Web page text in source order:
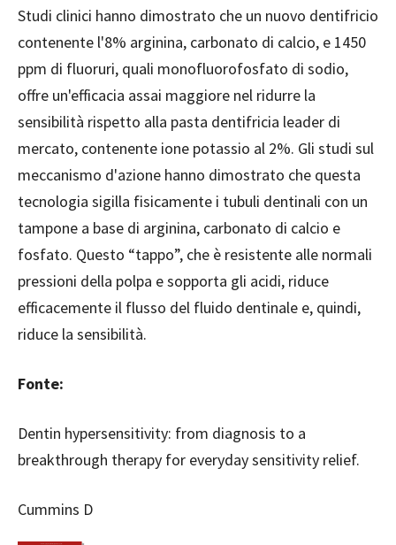
Studi clinici hanno dimostrato che un nuovo dentifricio
contenente l'8% arginina, carbonato di calcio, e 1450
ppm di fluoruri, quali monofluorofosfato di sodio,
offre un'efficacia assai maggiore nel ridurre la
sensibilità rispetto alla pasta dentifricia leader di
mercato, contenente ione potassio al 2%. Gli studi sul
meccanismo d'azione hanno dimostrato che questa
tecnologia sigilla fisicamente i tubuli dentinali con un
tampone a base di arginina, carbonato di calcio e
fosfato. Questo “tappo”, che è resistente alle normali
pressioni della polpa e sopporta gli acidi, riduce
efficacemente il flusso del fluido dentinale e, quindi,
riduce la sensibilità.
Fonte:
Dentin hypersensitivity: from diagnosis to a
breakthrough therapy for everyday sensitivity relief.
Cummins D